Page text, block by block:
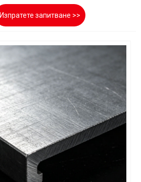
Изпратете запитване >>